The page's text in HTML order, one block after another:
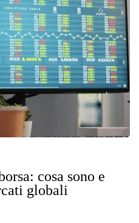
cosa sono e
globali